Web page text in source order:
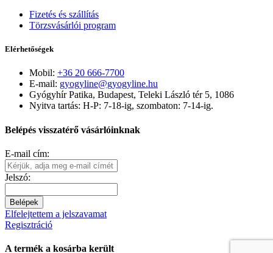
Fizetés és szállítás
Törzsvásárlói program
Elérhetőségek
Mobil: +36 20 666-7700
E-mail: gyogyline@gyogyline.hu
Gyógyhír Patika, Budapest, Teleki László tér 5, 1086
Nyitva tartás: H-P: 7-18-ig, szombaton: 7-14-ig.
Belépés visszatérő vásárlóinknak
E-mail cím:
Jelszó:
Belépek
Elfelejtettem a jelszavamat
Regisztráció
A termék a kosárba került